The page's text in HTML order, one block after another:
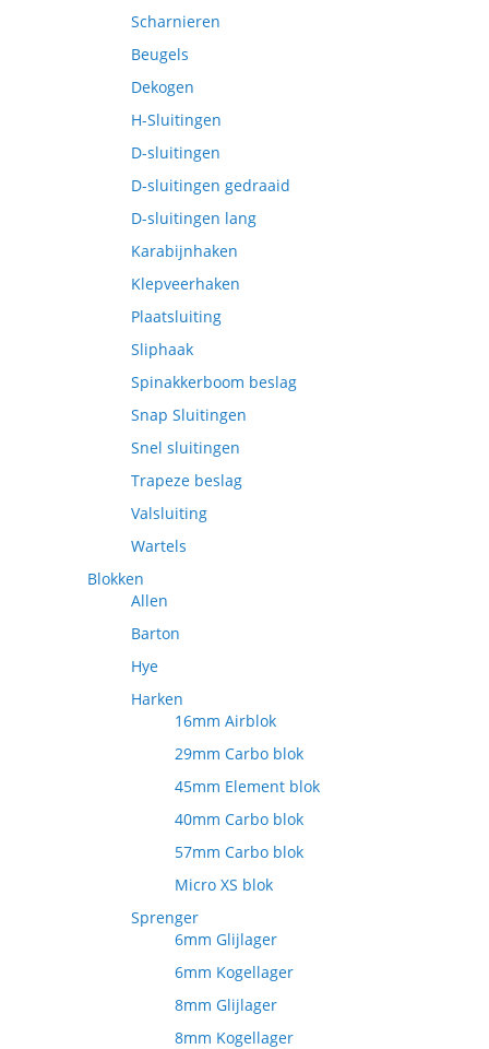
Scharnieren
Beugels
Dekogen
H-Sluitingen
D-sluitingen
D-sluitingen gedraaid
D-sluitingen lang
Karabijnhaken
Klepveerhaken
Plaatsluiting
Sliphaak
Spinakkerboom beslag
Snap Sluitingen
Snel sluitingen
Trapeze beslag
Valsluiting
Wartels
Blokken
Allen
Barton
Hye
Harken
16mm Airblok
29mm Carbo blok
45mm Element blok
40mm Carbo blok
57mm Carbo blok
Micro XS blok
Sprenger
6mm Glijlager
6mm Kogellager
8mm Glijlager
8mm Kogellager